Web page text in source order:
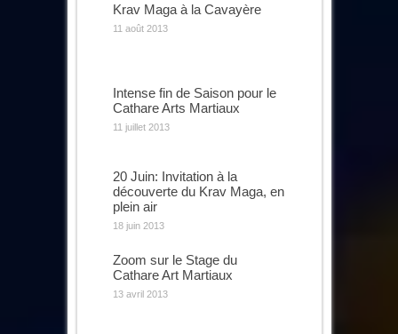
Krav Maga à la Cavayère
11 août 2013
Intense fin de Saison pour le
Cathare Arts Martiaux
11 juillet 2013
20 Juin: Invitation à la
découverte du Krav Maga, en
plein air
18 juin 2013
Zoom sur le Stage du
Cathare Art Martiaux
13 avril 2013